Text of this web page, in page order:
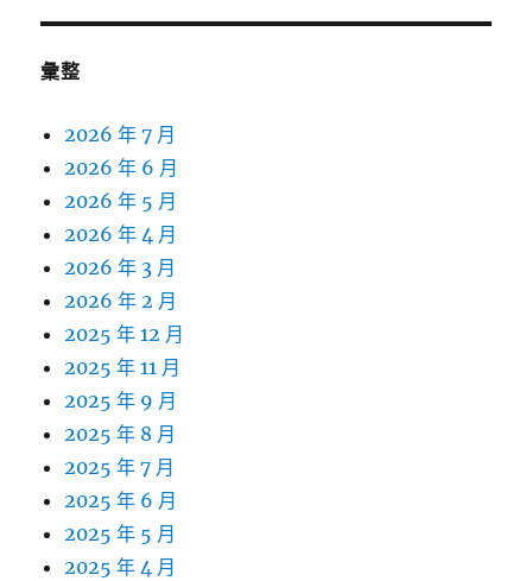
彙整
2026 年 7 月
2026 年 6 月
2026 年 5 月
2026 年 4 月
2026 年 3 月
2026 年 2 月
2025 年 12 月
2025 年 11 月
2025 年 9 月
2025 年 8 月
2025 年 7 月
2025 年 6 月
2025 年 5 月
2025 年 4 月